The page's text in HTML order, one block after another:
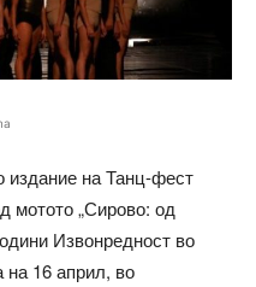
издание на Танц-фест
мотото „Сирово: од
Извонредност во
на 16 април, во